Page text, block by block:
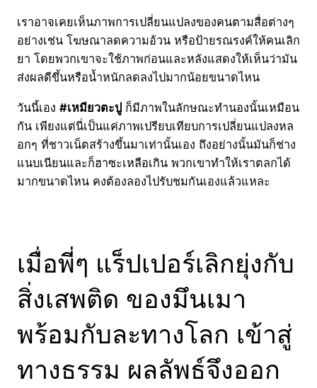
เราอาจเคยเห็นภาพการเปลี่ยนแปลงของคนตามสื่อต่างๆ
อย่างเช่น โฆษณาลดความอ้วน หรือป้ายรณรงค์ให้คนเลิก
ยา โดยพวกเขาจะใช้ภาพก่อนและหลังแสดงให้เห็นว่ามัน
ส่งผลดีขึ้นหรือน้ำหนักลดลงไปมากน้อยขนาดไหน
วันนี้เอง #เหมียวตะปู ก็มีภาพในลักษณะทำนองนั้นเหมือน
กัน เพียงแต่นี่เป็นแค่ภาพเปรียบเทียบการเปลี่ยนแปลงหล
อกๆ ที่ชาวเน็ตสร้างขึ้นมาเท่านั้นเอง ถึงอย่างนั้นมันก็ช่าง
แนบเนียนและก็ฮาซะเหลือเกิน พวกเขาทำให้เราตลกได้
มากขนาดไหน คงต้องลองไปรับชมกันเองแล้วแหละ
เมื่อพี่ๆ แร็ปเปอร์เลิกยุ่งกับ
สิ่งเสพติด ของมึนเมา
พร้อมกับละทางโลก เข้าสู่
ทางธรรม ผลลัพธ์จึงออก